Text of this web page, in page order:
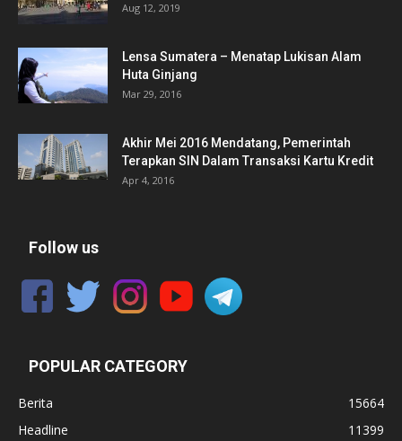
Aug 12, 2019
Lensa Sumatera – Menatap Lukisan Alam
Huta Ginjang
Mar 29, 2016
Akhir Mei 2016 Mendatang, Pemerintah
Terapkan SIN Dalam Transaksi Kartu Kredit
Apr 4, 2016
Follow us
POPULAR CATEGORY
Berita
15664
Headline
11399